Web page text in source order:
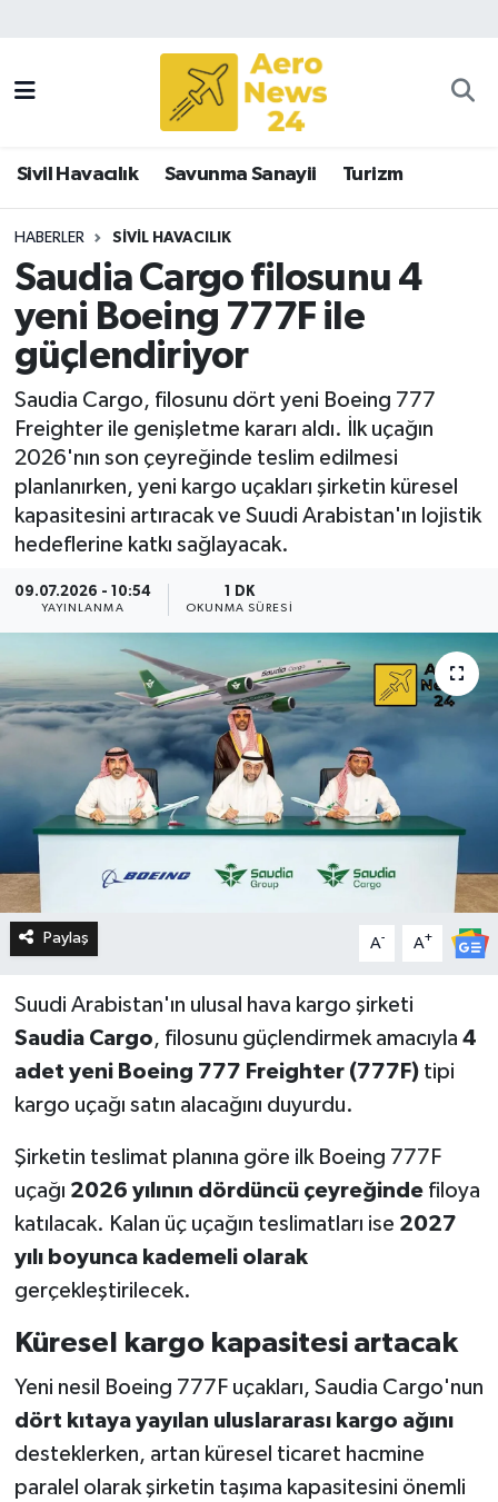
Sivil Havacılık Savunma Sanayii Turizm
HABERLER SIVIL HAVACILIK
Saudia Cargo filosunu 4
yeni Boeing 777F ile
güçlendiriyor
Saudia Cargo, filosunu dört yeni Boeing 777
Freighter ile genişletme kararı aldı. İlk uçağın
2026'nın son çeyreğinde teslim edilmesi
planlanırken, yeni kargo uçakları şirketin küresel
kapasitesini artıracak ve Suudi Arabistan'ın lojistik
hedeflerine katkı sağlayacak.
09.07.2026 - 10:54
YAYINLANMA
1 DK
OKUNMA SÜRESI
Paylaş A- A+
Suudi Arabistan'ın ulusal hava kargo şirketi
Saudia Cargo, filosunu güçlendirmek amacıyla 4
adet yeni Boeing 777 Freighter (777F)tipi
kargo uçağı satın alacağını duyurdu.
Şirketin teslimat planına göre ilk Boeing 777F
uçağı 2026 yılının dördüncü çeyreğindefiloya
katılacak. Kalan üç uçağın teslimatları ise 2027
yılı boyunca kademeli olarak
gerçekleştirilecek.
Küresel kargo kapasitesi artacak
Yeni nesil Boeing 777F uçakları, Saudia Cargo'nun
dört kıtaya yayılan uluslararası kargo ağını
desteklerken, artan küresel ticaret hacmine
paralel olarak şirketin taşıma kapasitesini önemli